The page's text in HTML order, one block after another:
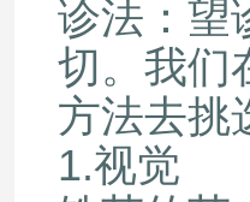
诊法：望
切。我们
方法去挑
1.视觉